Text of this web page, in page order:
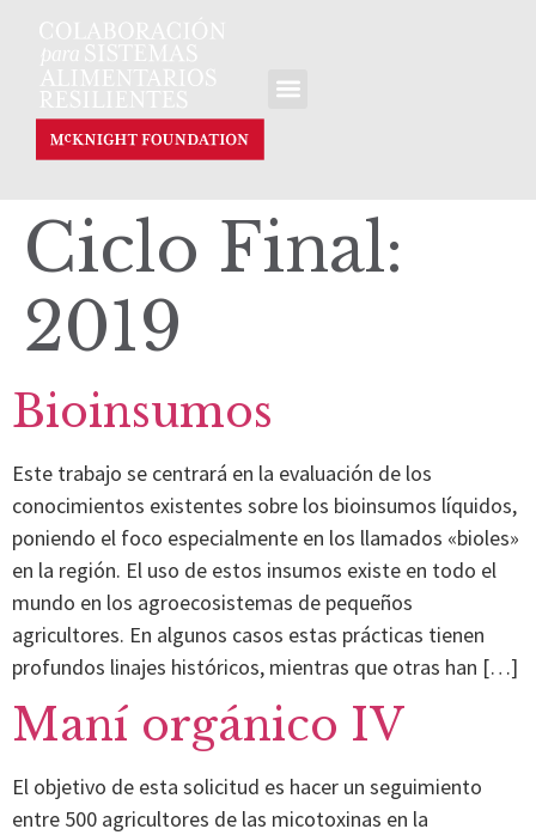
Ciclo Final:
2019
Bioinsumos
Este trabajo se centrará en la evaluación de los
conocimientos existentes sobre los bioinsumos líquidos,
poniendo el foco especialmente en los llamados «bioles»
en la región. El uso de estos insumos existe en todo el
mundo en los agroecosistemas de pequeños
agricultores. En algunos casos estas prácticas tienen
profundos linajes históricos, mientras que otras han […]
Maní orgánico IV
El objetivo de esta solicitud es hacer un seguimiento
entre 500 agricultores de las micotoxinas en la